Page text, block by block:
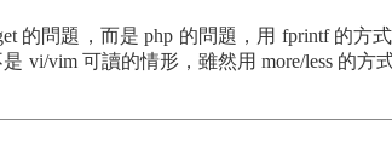
的問題，而是 php 的問題，用 fprintf 的方
vi/vim 可讀的情形，雖然用 more/less 的方